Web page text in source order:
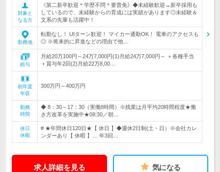
対象と
なる方
《第二新卒歓迎＊学歴不問＊要普免》◆未経験歓迎→新卒採用も
しているので、未経験からの育成には実績があります◎未経験＆
文系の先輩も活躍中！
勤務地
転勤なし！ UIターン歓迎！ マイカー通勤OK！ 電車のアクセスも
◎ ※将来的に昇進などの理由で他…
給与
月給20万100円～24万7,000円(1)月給24万7,000円～ ＋各種手当
＋賞与年2回(2)月給22万8,00…
初年度
年収
300万円～400万円
勤務
時間
◆ 8：30～17：30（実働8時間）※残業は月平均20時間程度★働
き方改革を実施中★08:30／朝…
休日
休暇
# ★年間休日120日★【 休日 】◆週休2日制(土・日）※会社カレ
ンダーあり【 休暇 】… 年3回…
求人詳細を見る 気になる